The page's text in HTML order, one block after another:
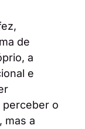
de
a
e
perceber o
mas a